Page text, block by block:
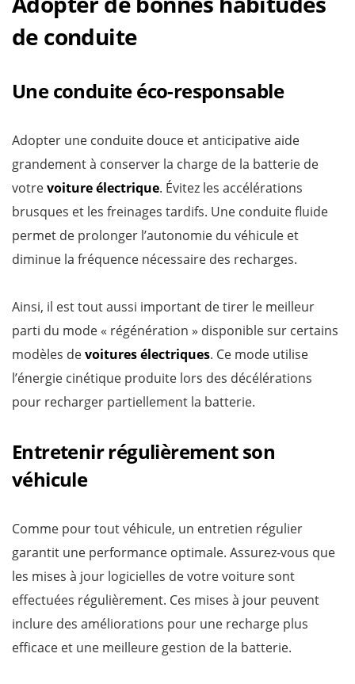
de conduite
Une conduite éco-responsable
Adopter une conduite douce et anticipative aide
grandement à conserver la charge de la batterie de
votrevoiture électrique. Évitez les accélérations
brusques et les freinages tardifs. Une conduite fluide
permet de prolonger l’autonomie du véhicule et
diminue la fréquence nécessaire des recharges.
Ainsi, il est tout aussi important de tirer le meilleur
parti du mode « régénération » disponible sur certains
modèles devoitures électriques. Ce mode utilise
l’énergie cinétique produite lors des décélérations
pour recharger partiellement la batterie.
Entretenir régulièrement son
véhicule
Comme pour tout véhicule, un entretien régulier
garantit une performance optimale. Assurez-vous que
les mises à jour logicielles de votre voiture sont
effectuées régulièrement. Ces mises à jour peuvent
inclure des améliorations pour une recharge plus
efficace et une meilleure gestion de la batterie.